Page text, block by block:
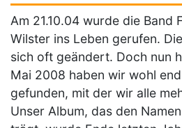
Am 21.10.04 wurde die Band
Wilster ins Leben gerufen.
sich oft geändert. Doch nun
Mai 2008 haben wir wohl
gefunden, mit der wir alle
Unser Album, das den